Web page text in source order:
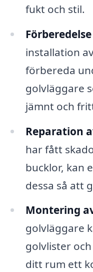
fukt och stil.
installation
förbereda
golvläggare
jämnt och
Reparation
har fått
bucklor, kan
dessa så att
Montering
golvläggare
golvlister
ditt rum ett